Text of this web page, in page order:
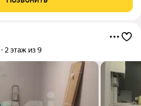
2 этаж из 9